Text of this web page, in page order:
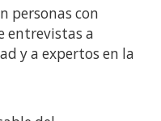
personas con
entrevistas a
y a expertos en la